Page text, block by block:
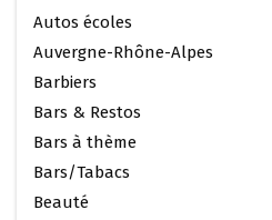
Autos écoles
Auvergne-Rhône-Alpes
Barbiers
Bars & Restos
Bars à thème
Bars/Tabacs
Beauté